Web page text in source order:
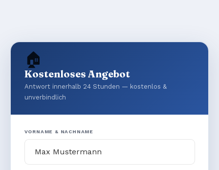
🏠
Kostenloses Angebot
Antwort innerhalb 24 Stunden — kostenlos &
unverbindlich
VORNAME & NACHNAME